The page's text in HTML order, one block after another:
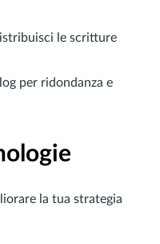
le scritture
per ridondanza e
la tua strategia